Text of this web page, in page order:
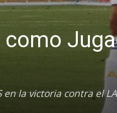
como
la victoria contra el